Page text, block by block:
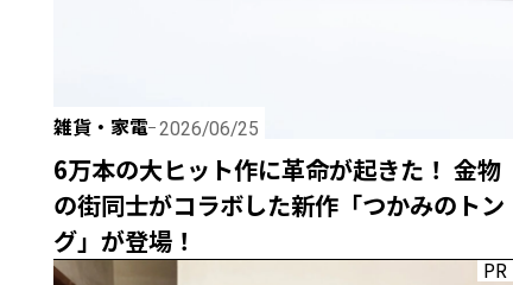
雑貨・家電 2026/06/25
6万本の大ヒット作に革命が起きた！ 金物
の街同士がコラボした新作「つかみのトン
グ」が登場！
PR